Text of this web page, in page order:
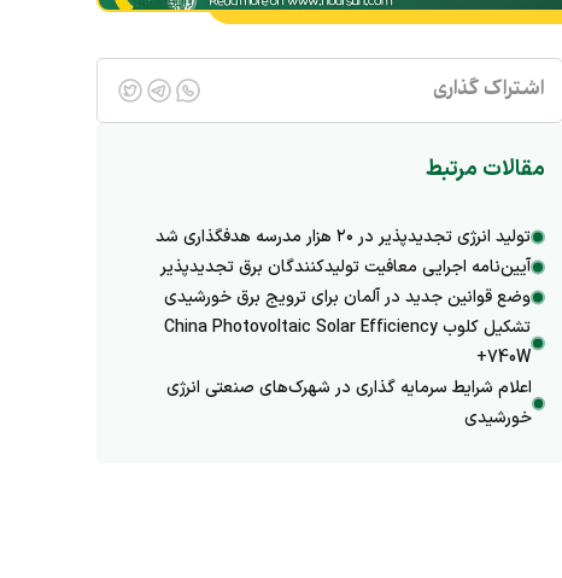
اشتراک گذاری
مقالات مرتبط
تولید انرژی تجدیدپذیر در ۲۰ هزار مدرسه هدفگذاری شد
آیین‌نامه اجرایی معافیت تولیدکنندگان برق تجدیدپذیر
وضع قوانین جدید در آلمان برای ترویج برق خورشیدی
تشکیل کلوب China Photovoltaic Solar Efficiency
+740W
اعلام شرایط سرمایه گذاری در شهرک‌های صنعتی انرژی
خورشیدی